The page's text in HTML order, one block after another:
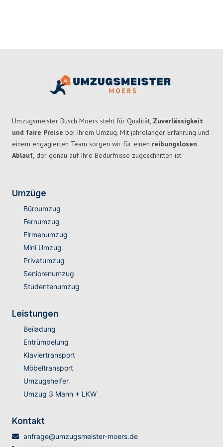
Umzugsmeister Busch Moers steht für Qualität, Zuverlässigkeit
und faire Preise bei Ihrem Umzug. Mit jahrelanger Erfahrung und
einem engagierten Team sorgen wir für einen reibungslosen
Ablauf, der genau auf Ihre Bedürfnisse zugeschnitten ist.
Umzüge
Büroumzug
Fernumzug
Firmenumzug
Mini Umzug
Privatumzug
Seniorenumzug
Studentenumzug
Leistungen
Beiladung
Entrümpelung
Klaviertransport
Möbeltransport
Umzugshelfer
Umzug 3 Mann + LKW
Kontakt
anfrage@umzugsmeister-moers.de